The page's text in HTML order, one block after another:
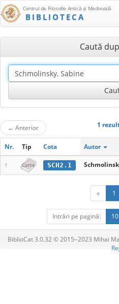
Centrul de Filosofie Antică şi Medievală
BIBLIOTECA
Caută
← Anterior 1
Nr. Tip Cota Autor
1 Carte SCH2.1
« 1
Intrări pe pagină: 10
BiblioCat 3.0.32 © 2015‒2023 Mihai